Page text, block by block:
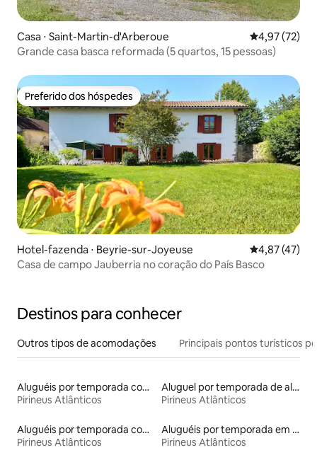
Casa ⋅ Saint-Martin-d'Arberoue 4,97 de uma
4,97 (72)
Grande casa basca reformada (5 quartos, 15 pessoas)
Preferido dos hóspedes
Preferido dos hóspedes
Hotel-fazenda ⋅ Beyrie-sur-Joyeuse 4,87 de uma
4,87 (47)
Casa de campo Jauberria no coração do País Basco
Destinos para conhecer
Outros tipos de acomodações Principais pontos turísticos
Aluguéis por temporada com café da manhã
Pirineus Atlânticos
Aluguel por temporada de alojamentos ecológicos
Pirineus Atlânticos
Aluguéis por temporada com acesso à praia
Pirineus Atlânticos
Aluguéis por temporada em albergue
Pirineus Atlânticos